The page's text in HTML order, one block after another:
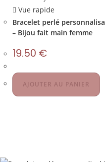
Vue rapide
Bracelet perlé
– Bijou fait main femme
19.50 €
AJOUTER AU PANIER